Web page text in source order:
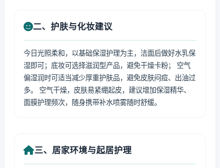
二、护肤与化妆建议
今日光照柔和，以基础保湿护理为主，洁面后做好水乳保
湿即可；底妆可选择滋润型产品，避免干燥卡粉； 空气
偏湿润时可适当减少厚重护肤品，避免皮肤闷痘、出油过
多。 空气干燥，皮肤易紧绷起皮，建议增加保湿精华、
面膜护理频次，随身携带补水喷雾随时舒缓。
三、居家环境与起居护理